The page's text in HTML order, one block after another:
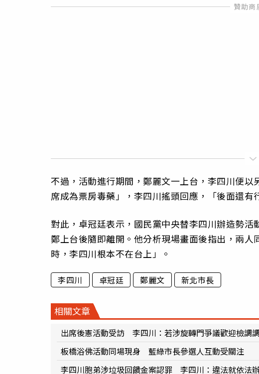
不過，活動進行期間，鄭麗文一上台，李四川便
席成為票房毒藥」，李四川搖頭回應，「後面還有
對此，卓冠廷表示，國民黨中央替李四川辦造勢
鄭上台後隨即離開。他分析現場畫面後指出，兩人
時，李四川根本不在台上」。
李四川 卓冠廷 鄭麗文 新北市長
相關文章
出席後憲活動受訪 李四川：若涉旋轉門爭議歡迎檢調
板橋浴佛活動同場現身 藍綠市長參選人互動受關注
李四川胞弟涉垃圾回饋金案認罪 李四川：違法就依法